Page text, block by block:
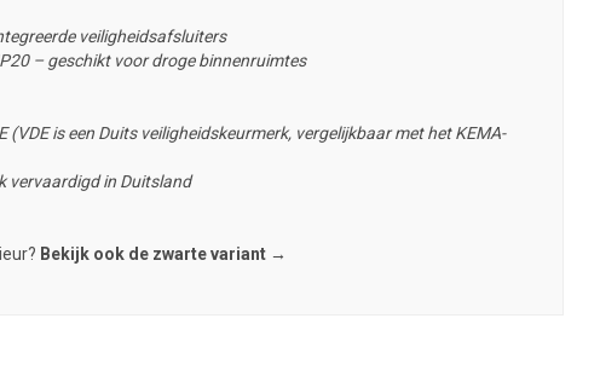
veiligheidsafsluiters
– geschikt voor droge binnenruimtes
(VDE is een Duits veiligheidskeurmerk, vergelijkbaar met het KEMA-
vervaardigd in Duitsland
Bekijk ook de zwarte variant →